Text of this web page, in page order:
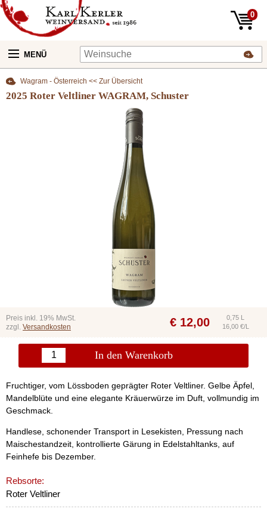
0
MENÜ
Wagram - Österreich << Zur Übersicht
2025 Roter Veltliner WAGRAM, Schuster
Preis inkl. 19% MwSt.
zzgl. Versandkosten € 12,00
0,75 L
16,00 €/L
In den Warenkorb
Fruchtiger, vom Lössboden geprägter Roter Veltliner. Gelbe Äpfel,
Mandelblüte und eine elegante Kräuerwürze im Duft, vollmundig im
Geschmack.
Handlese, schonender Transport in Lesekisten, Pressung nach
Maischestandzeit, kontrollierte Gärung in Edelstahltanks, auf
Feinhefe bis Dezember.
Rebsorte:
Roter Veltliner